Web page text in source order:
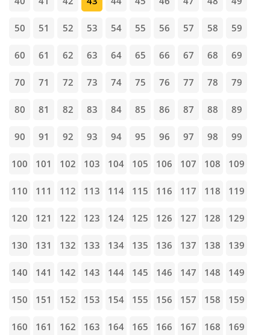
50 51 52 53 54 55 56 57 58 59
60 61 62 63 64 65 66 67 68 69
70 71 72 73 74 75 76 77 78 79
80 81 82 83 84 85 86 87 88 89
90 91 92 93 94 95 96 97 98 99
100 101 102 103 104 105 106 107 108 109
110 111 112 113 114 115 116 117 118 119
120 121 122 123 124 125 126 127 128 129
130 131 132 133 134 135 136 137 138 139
140 141 142 143 144 145 146 147 148 149
150 151 152 153 154 155 156 157 158 159
160 161 162 163 164 165 166 167 168 169